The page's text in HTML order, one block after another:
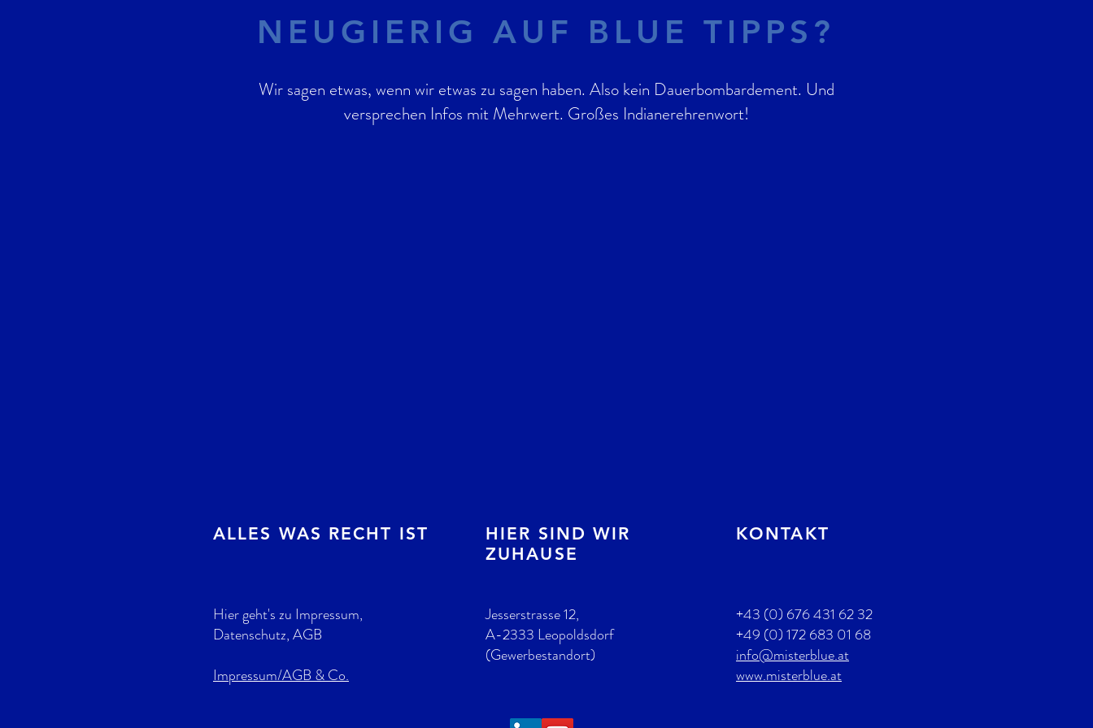
NEUGIERIG AUF BLUE TIPPS?
Wir sagen etwas, wenn wir etwas zu sagen haben. Also kein Dauerbombardement. Und
versprechen Infos mit Mehrwert. Großes Indianerehrenwort!
ALLES WAS RECHT IST
Hier geht's zu Impressum,
Datenschutz, AGB
Impressum/AGB & Co.
HIER SIND WIR
ZUHAUSE
Jesserstrasse 12,
A-2333 Leopoldsdorf
(Gewerbestandort)
KONTAKT
+43 (0) 676 431 62 32
+49 (0) 172 683 01 68
info@misterblue.at
www.misterblue.at